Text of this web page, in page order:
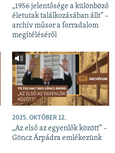
„1956 jelentősége a különböző
életutak találkozásában állt” –
archív műsor a forradalom
megítéléséről
2025. OKTÓBER 12.
„Az első az egyenlők között” –
Göncz Árpádra emlékezünk